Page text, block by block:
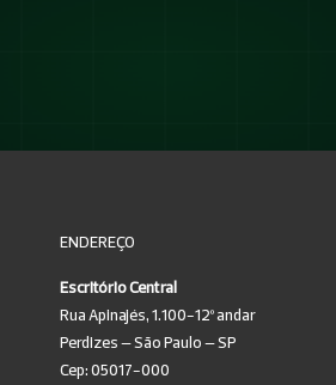
ENDEREÇO
Escritório Central
Rua Apinajés, 1.100-12º andar
Perdizes – São Paulo – SP
Cep: 05017-000